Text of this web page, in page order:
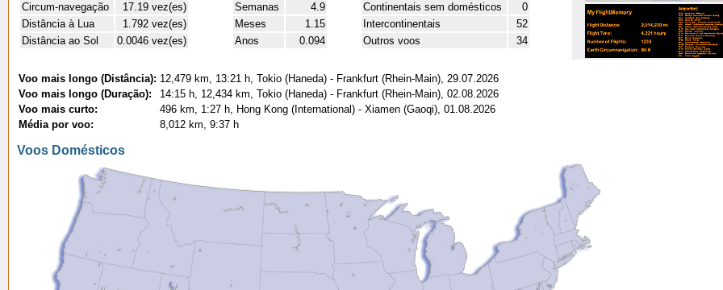
Circum-navegação
17.19 vez(es)
Distância à Lua
1.792 vez(es)
Distância ao Sol
0.0046 vez(es)
Semanas
4.9
Meses
1.15
Anos
0.094
Continentais sem domésticos
0
Intercontinentais
52
Outros voos
34
Voo mais longo (Distância): 12,479 km, 13:21 h, Tokio (Haneda) - Frankfurt (Rhein-Main), 29.07.2026
Voo mais longo (Duração):
14:15 h, 12,434 km, Tokio (Haneda) - Frankfurt (Rhein-Main), 02.08.2026
Voo mais curto:
496 km, 1:27 h, Hong Kong (International) - Xiamen (Gaoqi), 01.08.2026
Média por voo:
8,012 km, 9:37 h
Voos Domésticos